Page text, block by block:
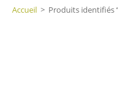
Accueil > Produits identifiés